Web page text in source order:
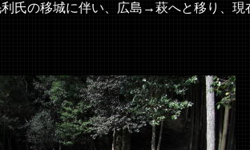
氏の移城に伴い、広島→萩へと移り、現